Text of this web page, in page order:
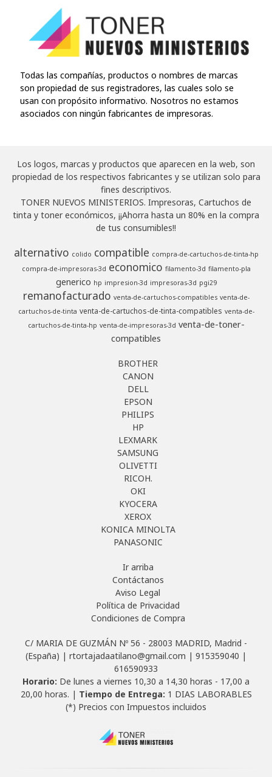
Todas las compañías, productos o nombres de marcas
son propiedad de sus registradores, las cuales solo se
usan con propósito informativo. Nosotros no estamos
asociados con ningún fabricantes de impresoras.
Los logos, marcas y productos que aparecen en la web, son
propiedad de los respectivos fabricantes y se utilizan solo para
fines descriptivos.
TONER NUEVOS MINISTERIOS. Impresoras, Cartuchos de
tinta y toner económicos, ¡¡Ahorra hasta un 80% en la compra
de tus consumibles!!
alternativo colido compatible compra-de-cartuchos-de-tinta-hp
compra-de-impresoras-3d economico filamento-3d filamento-pla
generico hp impresion-3d impresoras-3d pgi29
remanofacturado venta-de-cartuchos-compatibles venta-de-
cartuchos-de-tinta venta-de-cartuchos-de-tinta-compatibles venta-de-
cartuchos-de-tinta-hp venta-de-impresoras-3d venta-de-toner-
compatibles
BROTHER
CANON
DELL
EPSON
PHILIPS
HP
LEXMARK
SAMSUNG
OLIVETTI
RICOH.
OKI
KYOCERA
XEROX
KONICA MINOLTA
PANASONIC
Ir arriba
Contáctanos
Aviso Legal
Política de Privacidad
Condiciones de Compra
C/ MARIA DE GUZMÁN Nº 56 - 28003 MADRID, Madrid -
(España) | rtortajadaatilano@gmail.com | 915359040 |
616590933
Horario: De lunes a viernes 10,30 a 14,30 horas - 17,00 a
20,00 horas. | Tiempo de Entrega: 1 DIAS LABORABLES
(*) Precios con Impuestos incluidos